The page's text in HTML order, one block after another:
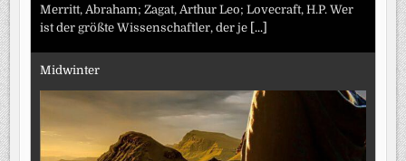
Merritt, Abraham; Zagat, Arthur Leo; Lovecraft, H.P. Wer
ist der größte Wissenschaftler, der je [...]
Midwinter